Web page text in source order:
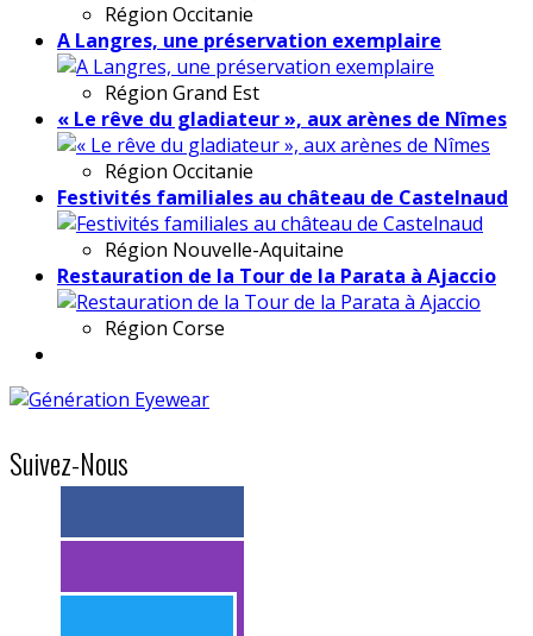
Région Occitanie
A Langres, une préservation exemplaire
Région Grand Est
« Le rêve du gladiateur », aux arènes de Nîmes
Région Occitanie
Festivités familiales au château de Castelnaud
Région Nouvelle-Aquitaine
Restauration de la Tour de la Parata à Ajaccio
Région Corse
Suivez-Nous
> 11k abonnés
> 11k abonnés